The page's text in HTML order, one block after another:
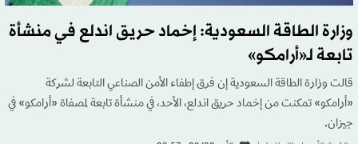
وزارة الطاقة السعودية: إخماد حريق اندلع في منشأة
تابعة لـ«أرامكو»
قالت وزارة الطاقة السعودية إن فرق إطفاء الأمن الصناعي التابعة لشركة
«أرامكو» تمكنت من إخماد حريق اندلع، الأحد، في منشأة تابعة لمصفاة «أرامكو» في
جيزان.